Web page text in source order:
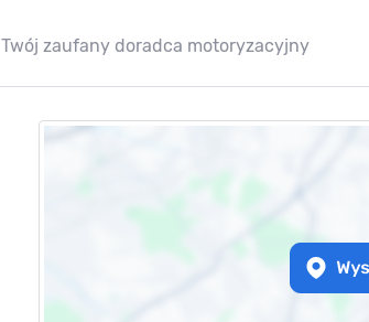
Twój zaufany doradca motoryzacyjny